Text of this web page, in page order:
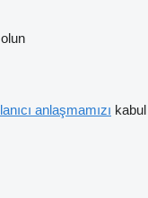
anlaşmamızı kabul